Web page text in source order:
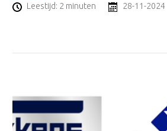
Leestijd: 2 minuten 28-11-2024